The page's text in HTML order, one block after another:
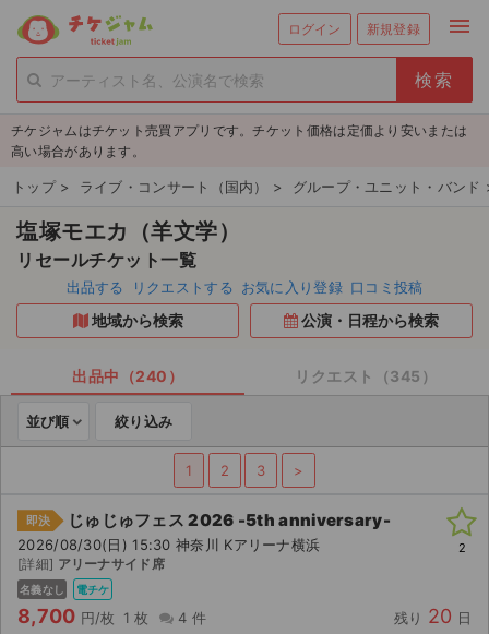
ログイン 新規登録 menu
person_add 新規会員登録
チケットを探す
新着チケット
値下げしたチケット
都道府県からチケットを探す
もうすぐ開催のチケット
チケットのリクエスト一覧
取扱チケット
ライブ・コンサート（国内）
ライブ・コンサート（海外）
イベント
スポーツ
チケジャムはチケット売買アプリです。チケット価格は定価より安いまたは
高い場合があります。
トップ > ライブ・コンサート（国内） > グループ・ユニット・バンド
塩塚モエカ（羊文学）
リセールチケット一覧
出品する リクエストする お気に入り登録 口コミ投稿
地域から検索 公演・日程から検索
出品中（240） リクエスト（345）
並び順 絞り込み
1 2 3 >
即決 じゅじゅフェス 2026 -5th anniversary-
2026/08/30(日) 15:30 神奈川 Kアリーナ横浜
[詳細] アリーナサイド席
名義なし 電チケ
8,700 円/枚 1 枚 4 件 残り 20 日
2